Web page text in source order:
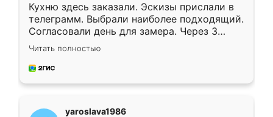
Кухню здесь заказали. Эскизы прислали в
телеграмм. Выбрали наиболее подходящий.
Согласовали день для замера. Через 3
недели кухня была уже готова. Остались
довольны работой. Спасибо Ренессанс
мебель за качественную работу!
Читать полностью
yaroslava1986